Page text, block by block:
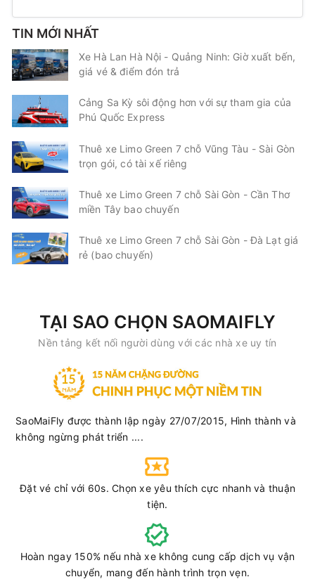
TIN MỚI NHẤT
Xe Hà Lan Hà Nội - Quảng Ninh: Giờ xuất bến,
giá vé & điểm đón trả
Cảng Sa Kỳ sôi động hơn với sự tham gia của
Phú Quốc Express
Thuê xe Limo Green 7 chỗ Vũng Tàu - Sài Gòn
trọn gói, có tài xế riêng
Thuê xe Limo Green 7 chỗ Sài Gòn - Cần Thơ
miền Tây bao chuyến
Thuê xe Limo Green 7 chỗ Sài Gòn - Đà Lạt giá
rẻ (bao chuyến)
TẠI SAO CHỌN SAOMAIFLY
Nền tảng kết nối người dùng với các nhà xe uy tín
SaoMaiFly được thành lập ngày 27/07/2015, Hình thành và
không ngừng phát triển ....
Đặt vé chỉ với 60s. Chọn xe yêu thích cực nhanh và thuận
tiện.
Hoàn ngay 150% nếu nhà xe không cung cấp dịch vụ vận
chuyển, mang đến hành trình trọn vẹn.